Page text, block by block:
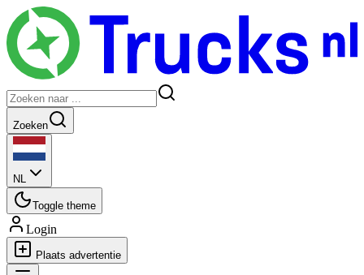
Zoeken
NL
Toggle theme
Login
Plaats advertentie